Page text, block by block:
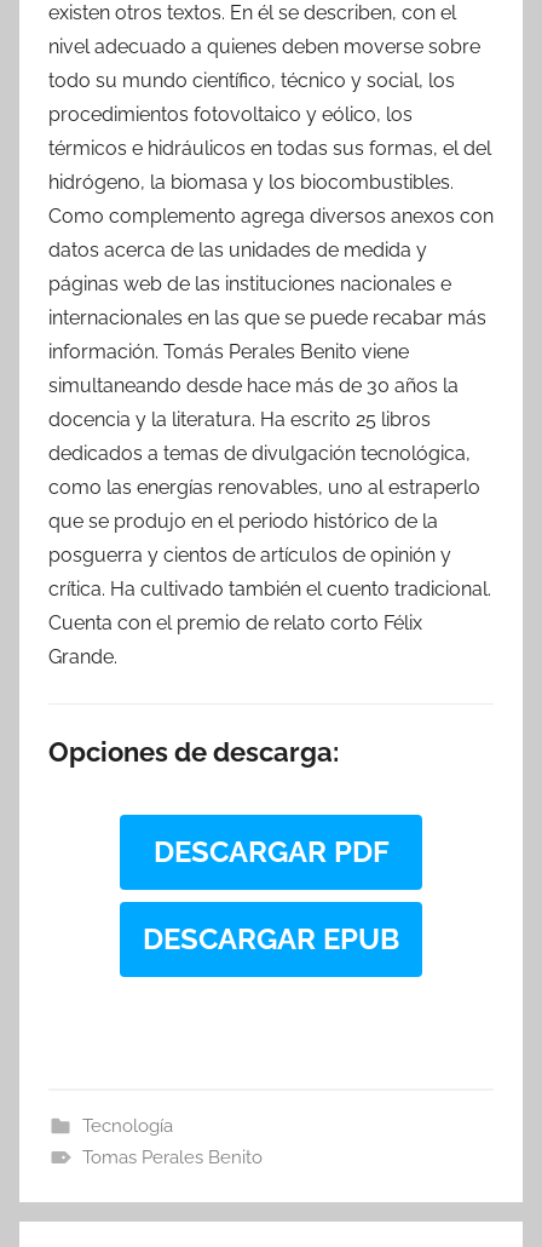
existen otros textos. En él se describen, con el
nivel adecuado a quienes deben moverse sobre
todo su mundo científico, técnico y social, los
procedimientos fotovoltaico y eólico, los
térmicos e hidráulicos en todas sus formas, el del
hidrógeno, la biomasa y los biocombustibles.
Como complemento agrega diversos anexos con
datos acerca de las unidades de medida y
páginas web de las instituciones nacionales e
internacionales en las que se puede recabar más
información. Tomás Perales Benito viene
simultaneando desde hace más de 30 años la
docencia y la literatura. Ha escrito 25 libros
dedicados a temas de divulgación tecnológica,
como las energías renovables, uno al estraperlo
que se produjo en el periodo histórico de la
posguerra y cientos de artículos de opinión y
crítica. Ha cultivado también el cuento tradicional.
Cuenta con el premio de relato corto Félix
Grande.
Opciones de descarga:
DESCARGAR PDF
DESCARGAR EPUB
Tecnología
Tomas Perales Benito